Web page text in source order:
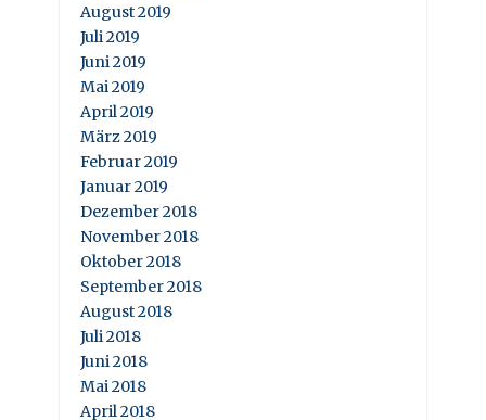
August 2019
Juli 2019
Juni 2019
Mai 2019
April 2019
März 2019
Februar 2019
Januar 2019
Dezember 2018
November 2018
Oktober 2018
September 2018
August 2018
Juli 2018
Juni 2018
Mai 2018
April 2018